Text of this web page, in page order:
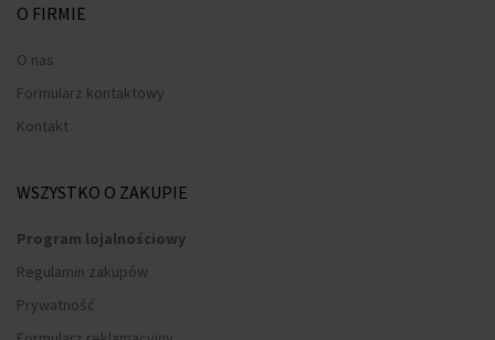
O FIRMIE
O nas
Formularz kontaktowy
Kontakt
WSZYSTKO O ZAKUPIE
Program lojalnościowy
Regulamin zakupów
Prywatność